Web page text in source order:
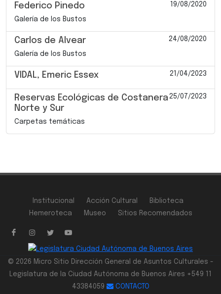
Federico Pinedo 19/08/2020
Galería de los Bustos
Carlos de Alvear 24/08/2020
Galería de los Bustos
VIDAL, Emeric Essex 21/04/2023
Reservas Ecológicas de Costanera
Norte y Sur
25/07/2023
Carpetas temáticas
Institucional Acción Cultural
Biblioteca
Hemeroteca
Museo Sitios Recomendados
© 2026 Micro Sitio Dirección General de Asuntos Culturales -
Legislatura de la Ciudad Autónoma de Buenos Aires +549 11
43384059
CONTACTO